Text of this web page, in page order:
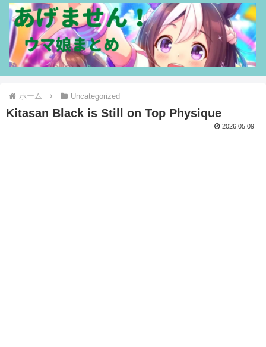
ホーム Uncategorized
Kitasan Black is Still on Top Physique
2026.05.09